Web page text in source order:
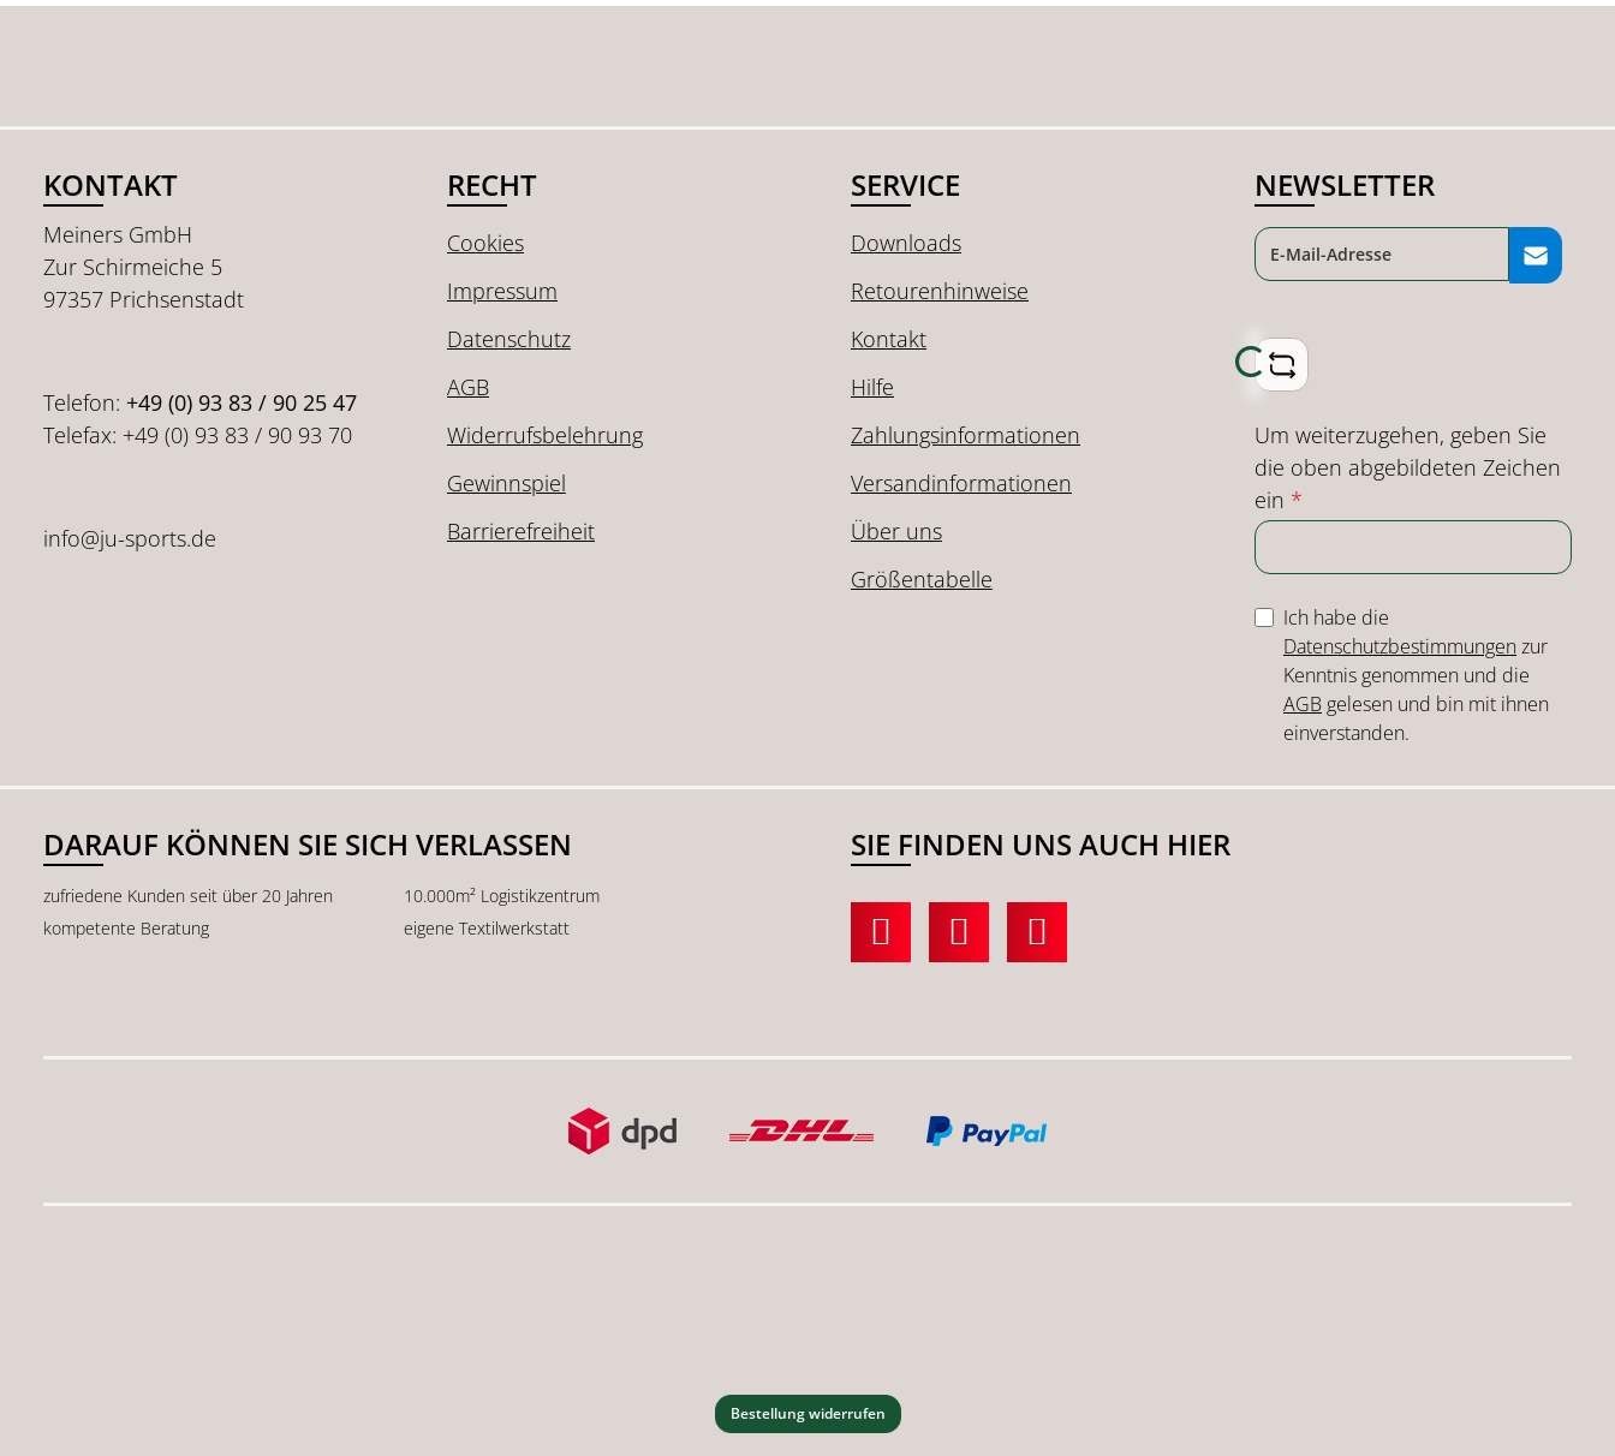
KONTAKT
Meiners GmbH
Zur Schirmeiche 5
97357 Prichsenstadt
Telefon: +49 (0) 93 83 / 90 25 47
Telefax: +49 (0) 93 83 / 90 93 70
info@ju-sports.de
RECHT
Cookies
Impressum
Datenschutz
AGB
Widerrufsbelehrung
Gewinnspiel
Barrierefreiheit
SERVICE
Downloads
Retourenhinweise
Kontakt
Hilfe
Zahlungsinformationen
Versandinformationen
Über uns
Größentabelle
NEWSLETTER
Loading...
Um weiterzugehen, geben Sie
die oben abgebildeten Zeichen
ein *
Ich habe die
Datenschutzbestimmungenzur
Kenntnis genommen und die
AGB gelesen und bin mit ihnen
einverstanden.
DARAUF KÖNNEN SIE SICH VERLASSEN
zufriedene Kunden seit über 20 Jahren
10.000m² Logistikzentrum
kompetente Beratung
eigene Textilwerkstatt
SIE FINDEN UNS AUCH HIER
Bestellung widerrufen